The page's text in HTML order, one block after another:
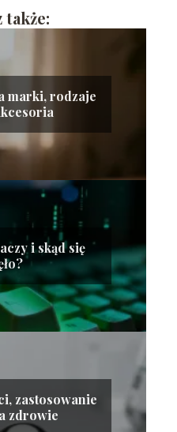
także:
marki, rodzaje
i skąd się
zastosowanie
zdrowie